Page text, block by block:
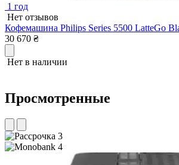
1 год
Нет отзывов
Кофемашина Philips Series 5500 LatteGo
30 670 ₴
Нет в наличии
Просмотренные
3
4